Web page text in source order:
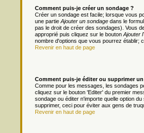
Comment puis-je créer un sondage ?
Créer un sondage est facile; lorsque vous
une partie Ajouter un sondage dans le
pas le droit de créer des sondages). Vous
approprié puis cliquez sur le bouton Ajouter
nombre d'options que vous pourrez établir;
Revenir en haut de page
Comment puis-je éditer ou supprimer
Comme pour les messages, les sondages
cliquez sur le bouton 'Editer' du premier
sondage ou éditer n'importe quelle option
supprimer, ceci pour éviter aux gens de
Revenir en haut de page